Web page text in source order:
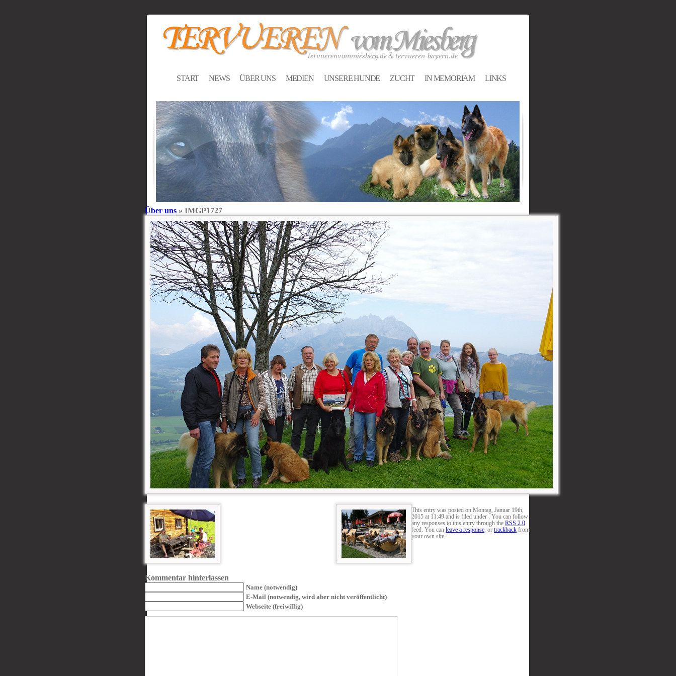
START NEWS ÜBER UNS MEDIEN UNSERE HUNDE ZUCHT IN MEMORIAM LINKS
Über uns » IMGP1727
This entry was posted on Montag, Januar 19th,
2015 at 11:49 and is filed under . You can follow
any responses to this entry through the RSS 2.0
feed. You can leave a response, or trackback from
your own site.
Kommentar hinterlassen
Name (notwendig)
E-Mail (notwendig, wird aber nicht veröffentlicht)
Webseite (freiwillig)